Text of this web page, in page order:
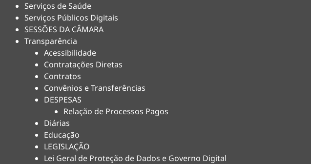
Serviços de Saúde
Serviços Públicos Digitais
SESSÕES DA CÂMARA
Transparência
Acessibilidade
Contratações Diretas
Contratos
Convênios e Transferências
DESPESAS
Relação de Processos Pagos
Diárias
Educação
LEGISLAÇÃO
Lei Geral de Proteção de Dados e Governo Digital